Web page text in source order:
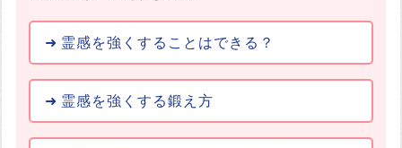
霊感を強くすることはできる？
霊感を強くする鍛え方